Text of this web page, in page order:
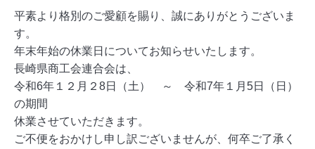
平素より格別のご愛顧を賜り、誠にありがとうございま
す。
年末年始の休業日についてお知らせいたします。
長崎県商工会連合会は、
令和6年１２月２8日（土） ～ 令和7年１月5日（日）
の期間
休業させていただきます。
ご不便をおかけし申し訳ございませんが、何卒ご了承く